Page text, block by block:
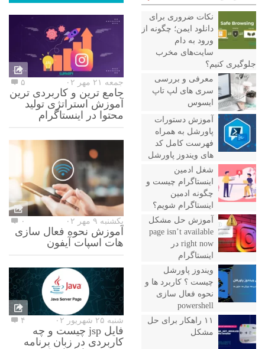
نکات ضروری برای
دانلود ایمن؛ چگونه از
ورود به دام
سایت‌های مخرب
جلوگیری کنیم؟
معرفی و بررسی
سری های لپ تاپ
ایسوس
آموزش دستورات
پاورشل به همراه
فهرست کامل کد
های ویندوز پاورشل
شغل ادمین
اینستاگرام چیست و
چگونه ادمین
اینستاگرام شویم؟
آموزش حل مشکل
page isn’t available
right now در
اینستاگرام
ویندوز پاورشل
چیست ؟ کاربرد ها و
نحوه فعال سازی
powershell
۱۱ راهکار برای حل
مشکل
جمعه ۲۱ مهر ۰۲ ۵
جامع ترین و کاربردی ترین
آموزش استراتژی تولید
محتوا در اینستاگرام
یکشنبه ۹ مهر ۰۲ ۰
آموزش نحوه فعال سازی
هات اسپات آیفون
شنبه ۲۵ شهریور ۰۲ ۴
فایل jsp چیست و چه
کاربردی در زبان برنامه